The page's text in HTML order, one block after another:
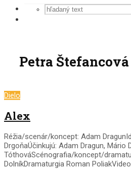
Petra Štefancová
Dielo
Alex
Réžia/scenár/koncept: Adam
DrgoňaÚčinkujú: Adam Dragun, Mário
TóthováScénografia/koncept/
DolníkDramaturgia Roman